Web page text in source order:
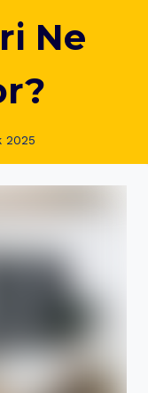
Ne
2025